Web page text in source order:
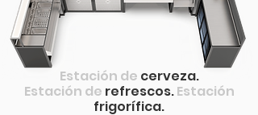
Estación de cerveza.
Estación de refrescos.Estación
frigorífica.